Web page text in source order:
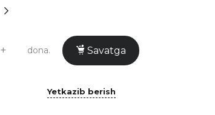
+ dona. Savatga
Yetkazib berish